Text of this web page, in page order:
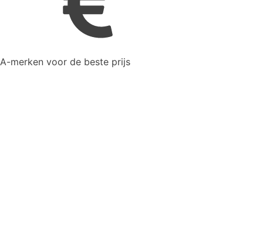
A-merken voor de beste prijs